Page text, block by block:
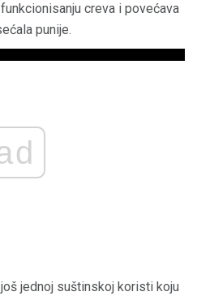
creva i povećava
punije.
jednoj suštinskoj koristi koju